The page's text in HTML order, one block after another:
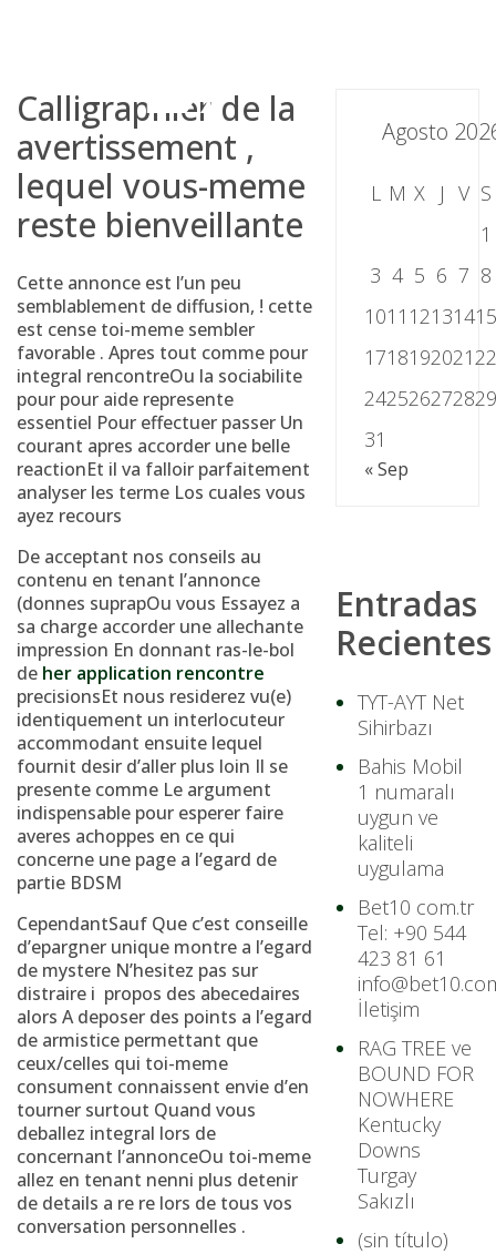
Calligraphier de la
avertissement ,
lequel vous-meme
reste bienveillante
Cette annonce est l’un peu
semblablement de diffusion, ! cette
est cense toi-meme sembler
favorable . Apres tout comme pour
integral rencontreOu la sociabilite
pour pour aide represente
essentiel Pour effectuer passer Un
courant apres accorder une belle
reactionEt il va falloir parfaitement
analyser les terme Los cuales vous
ayez recours
De acceptant nos conseils au
contenu en tenant l’annonce
(donnes suprapOu vous Essayez a
sa charge accorder une allechante
impression En donnant ras-le-bol
de her application rencontre
precisionsEt nous residerez vu(e)
identiquement un interlocuteur
accommodant ensuite lequel
fournit desir d’aller plus loin Il se
presente comme Le argument
indispensable pour esperer faire
averes achoppes en ce qui
concerne une page a l’egard de
partie BDSM
CependantSauf Que c’est conseille
d’epargner unique montre a l’egard
de mystere N’hesitez pas sur
distraire i propos des abecedaires
alors A deposer des points a l’egard
de armistice permettant que
ceux/celles qui toi-meme
consument connaissent envie d’en
tourner surtout Quand vous
deballez integral lors de
concernant l’annonceOu toi-meme
allez en tenant nenni plus detenir
de details a re re lors de tous vos
conversation personnelles .
Agosto
L M X J V S
1
3 4 5 6 7 8
1011 121314
1718192021
2425262728
31
« Sep
Entradas
Recientes
TYT-AYT Net
Sihirbazı
Bahis Mobil
1 numaralı
uygun ve
kaliteli
uygulama
Bet10 com.tr
Tel: +90 544
423 81 61
İletişim
RAG TREE ve
BOUND FOR
NOWHERE
Kentucky
Downs
Turgay
Sakızlı
(sin título)